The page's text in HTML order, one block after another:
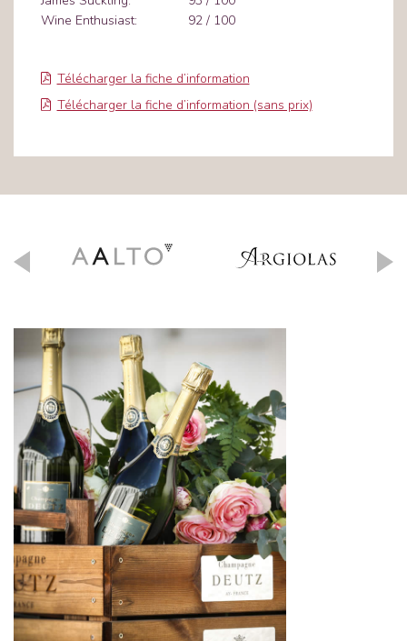
Wine Enthusiast:
92 / 100
Télécharger la fiche d’information
Télécharger la fiche d’information (sans prix)